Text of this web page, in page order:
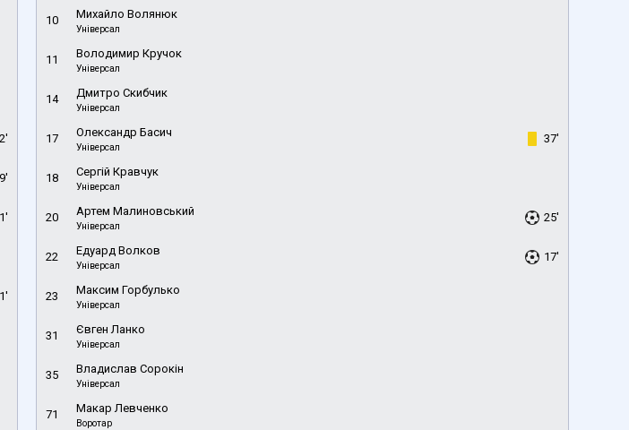
1'
10 Михайло Волянюк
Універсал
11 Володимир Кручок
Універсал
14 Дмитро Скибчик
Універсал
17 Олександр Басич
Універсал
37'
18 Сергій Кравчук
Універсал
20 Артем Малиновський
Універсал
25'
22 Едуард Волков
Універсал
17'
23 Максим Горбулько
Універсал
31 Євген Ланко
Універсал
35 Владислав Сорокін
Універсал
71 Макар Левченко
Воротар